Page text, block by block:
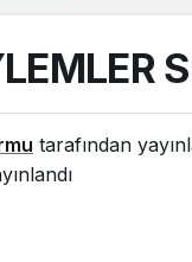
tarafından